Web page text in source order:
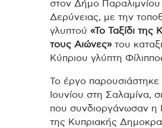
στον Δήμο Παραλιμνίου
Δερύνειας, με την
γλυπτού «Το Ταξίδι της
τους Αιώνες»του
Κύπριου γλύπτη
Το έργο παρουσιάστηκε
Ιουνίου στη Σαλαμίνα,
που συνδιοργάνωσαν η
της Κυπριακής